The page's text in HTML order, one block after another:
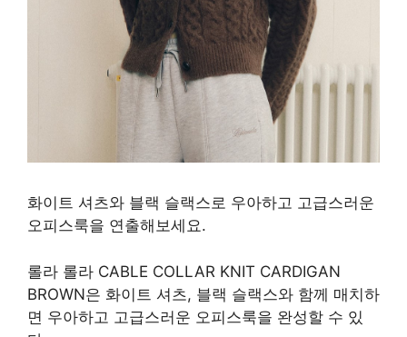
화이트 셔츠와 블랙 슬랙스로 우아하고 고급스러운
오피스룩을 연출해보세요.
롤라 롤라 CABLE COLLAR KNIT CARDIGAN
BROWN은 화이트 셔츠, 블랙 슬랙스와 함께 매치하
면 우아하고 고급스러운 오피스룩을 완성할 수 있